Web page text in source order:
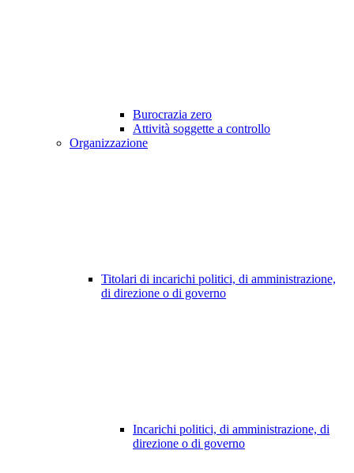
Burocrazia zero
Attività soggette a controllo
Organizzazione
Titolari di incarichi politici, di amministrazione,
di direzione o di governo
Incarichi politici, di amministrazione, di
direzione o di governo